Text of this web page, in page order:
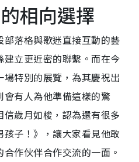
相向選擇
落格與歌迷直接互動的藝
立更近密的聯繫。而在今
特別的展覽，為其慶祝出
有人為他準備這樣的驚
歲月如梭，認為還有很多
子！》，讓大家看見他敢
作伙伴合作交流的一面。